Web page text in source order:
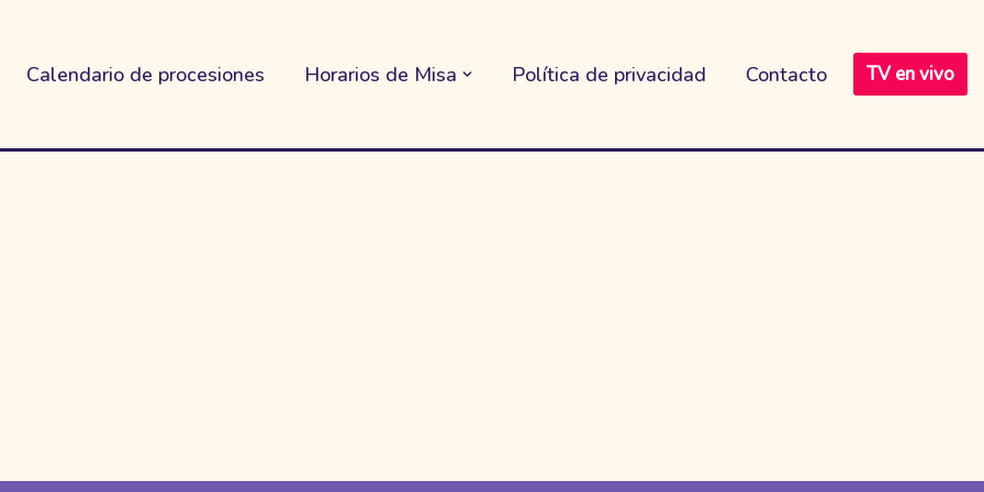
Calendario de procesiones Horarios de Misa Política de privacidad Contacto TV en vivo